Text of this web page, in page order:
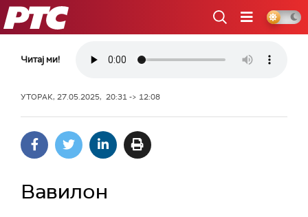
РТС
Читај ми!
УТОРАК, 27.05.2025, 20:31 -> 12:08
Вавилон